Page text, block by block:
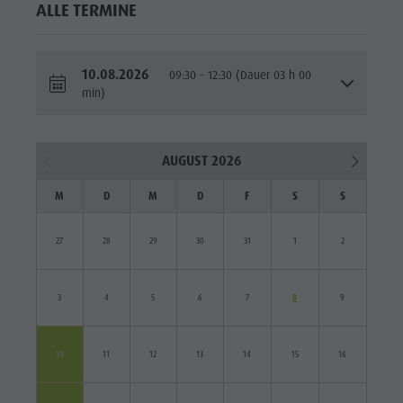
ALLE TERMINE
10.08.2026
09:30 - 12:30 (Dauer 03 h 00
min)
AUGUST 2026
M D M D F S S
27 28 29 30 31 1 2
3 4 5 6 7 8 9
10 11 12 13 14 15 16